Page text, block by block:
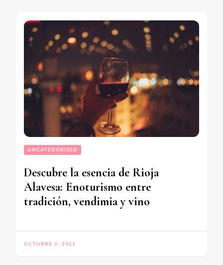
UNCATEGORIZED
Descubre la esencia de Rioja
Alavesa: Enoturismo entre
tradición, vendimia y vino
OCTUBRE 3, 2023